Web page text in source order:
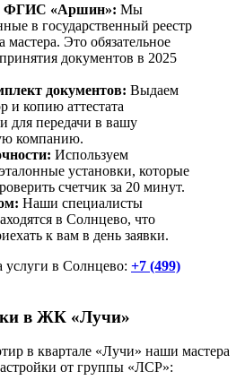
ФГИС «Аршин»: Мы
в государственный реестр
мастера. Это обязательное
документов в 2025
документов: Выдаем
и копию аттестата
для передачи в вашу
компанию.
Используем
установки, которые
счетчик за 20 минут.
Наши специалисты
в Солнцево, что
к вам в день заявки.
услуги в Солнцево: +7 (499)
в ЖК «Лучи»
в квартале «Лучи» наши мастера
от группы «ЛСР»: